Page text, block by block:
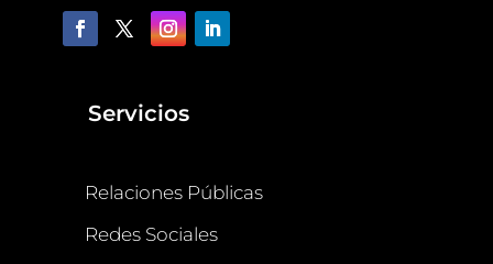
Servicios
Relaciones Públicas
Redes Sociales